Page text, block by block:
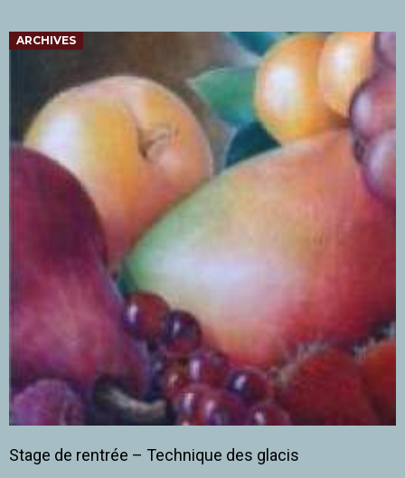
ARCHIVES
Stage de rentrée – Technique des glacis